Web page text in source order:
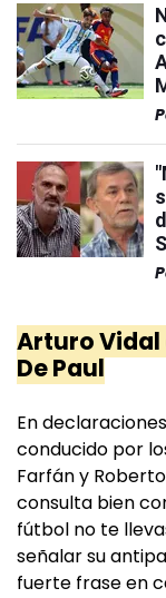
Arturo
De Paul
En
conducido por
Farfán y
consulta bien
fútbol no te
señalar su
fuerte frase en